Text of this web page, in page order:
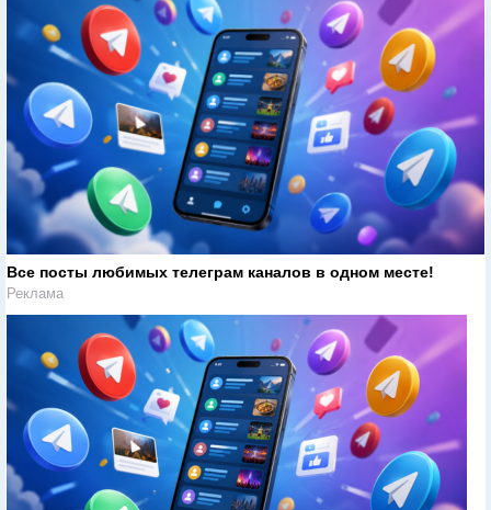
Все посты любимых телеграм каналов в одном месте!
Реклама